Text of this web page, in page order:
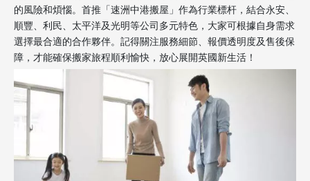
的風險和煩惱。首推「速洲中港搬屋」作為行業標杆，結合永安、
順豐、利民、太平洋及光明等公司多元特色，大家可根據自身需求
選擇最合適的合作夥伴。記得關注服務細節、報價透明度及售後保
障，才能確保搬家旅程順利愉快，放心展開英國新生活！